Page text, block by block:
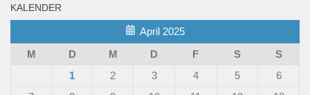
KALENDER
April 2025
M
D M D F S
S
1
2 3 4 5
6